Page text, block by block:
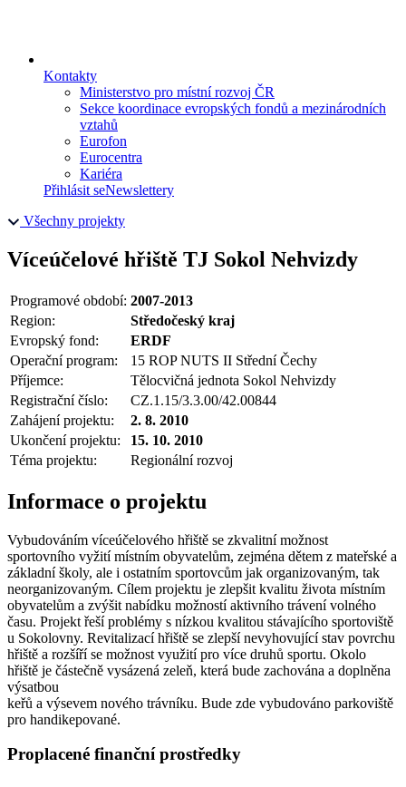
Kontakty
Ministerstvo pro místní rozvoj ČR
Sekce koordinace evropských fondů a mezinárodních
vztahů
Eurofon
Eurocentra
Kariéra
Přihlásit seNewslettery
Všechny projekty
Víceúčelové hřiště TJ Sokol Nehvizdy
Programové období: 2007-2013
Region:
Středočeský kraj
Evropský fond:
ERDF
Operační program:
15 ROP NUTS II Střední Čechy
Příjemce:
Tělocvičná jednota Sokol Nehvizdy
Registrační číslo:
CZ.1.15/3.3.00/42.00844
Zahájení projektu:
2. 8. 2010
Ukončení projektu:
15. 10. 2010
Téma projektu:
Regionální rozvoj
Informace o projektu
Vybudováním víceúčelového hřiště se zkvalitní možnost
sportovního vyžití místním obyvatelům, zejména dětem z mateřské a
základní školy, ale i ostatním sportovcům jak organizovaným, tak
neorganizovaným. Cílem projektu je zlepšit kvalitu života místním
obyvatelům a zvýšit nabídku možností aktivního trávení volného
času. Projekt řeší problémy s nízkou kvalitou stávajícího sportoviště
u Sokolovny. Revitalizací hřiště se zlepší nevyhovující stav povrchu
hřiště a rozšíří se možnost využití pro více druhů sportu. Okolo
hřiště je částečně vysázená zeleň, která bude zachována a doplněna
výsatbou
keřů a výsevem nového trávníku. Bude zde vybudováno parkoviště
pro handikepované.
Proplacené finanční prostředky